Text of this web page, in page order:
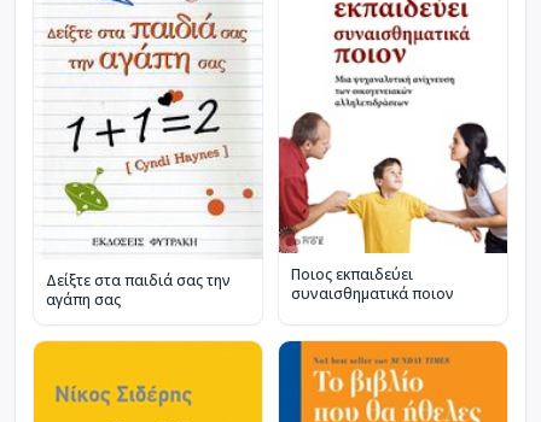
Δείξτε στα παιδιά σας την
αγάπη σας
Ποιος εκπαιδεύει
συναισθηματικά ποιον